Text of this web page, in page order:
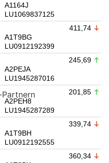
A1164J
LU1069837125
A1T9BG
LU0912192399
411,74
A2PEJA
LU1945287016
245,69
A2PEH8
LU1945287289
201,85
A1T9BH
LU0912192555
339,74
360,34